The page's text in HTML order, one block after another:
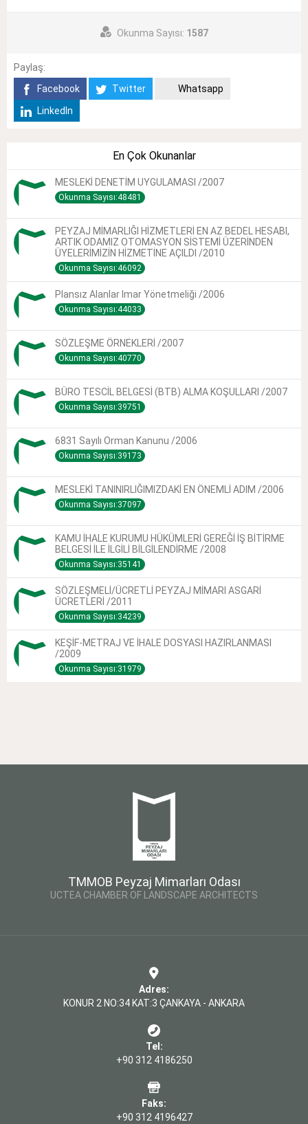
Okunma Sayısı: 1587
Paylaş:
Facebook
Twitter
Whatsapp
LinkedIn
En Çok Okunanlar
MESLEKİ DENETİM UYGULAMASI /2007
Okunma Sayısı:48481
PEYZAJ MİMARLIĞI HİZMETLERİ EN AZ BEDEL HESABI,
ARTIK ODAMIZ OTOMASYON SİSTEMİ ÜZERİNDEN
ÜYELERİMİZİN HİZMETİNE AÇILDI /2010
Okunma Sayısı:46092
Plansız Alanlar Imar Yönetmeliği /2006
Okunma Sayısı:44033
SÖZLEŞME ÖRNEKLERİ /2007
Okunma Sayısı:40770
BÜRO TESCİL BELGESİ (BTB) ALMA KOŞULLARI /2007
Okunma Sayısı:39751
6831 Sayılı Orman Kanunu /2006
Okunma Sayısı:39173
MESLEKİ TANINIRLIĞIMIZDAKİ EN ÖNEMLİ ADIM /2006
Okunma Sayısı:37097
KAMU İHALE KURUMU HÜKÜMLERİ GEREĞİ İŞ BİTİRME
BELGESİ İLE İLGİLİ BİLGİLENDİRME /2008
Okunma Sayısı:35141
SÖZLEŞMELİ/ÜCRETLİ PEYZAJ MİMARI ASGARİ
ÜCRETLERİ /2011
Okunma Sayısı:34239
KEŞİF-METRAJ VE İHALE DOSYASI HAZIRLANMASI
/2009
Okunma Sayısı:31979
TMMOB Peyzaj Mimarları Odası
UCTEA CHAMBER OF LANDSCAPE ARCHITECTS
Adres:
KONUR 2 NO:34 KAT:3 ÇANKAYA - ANKARA
Tel:
+90 312 4186250
Faks:
+90 312 4196427